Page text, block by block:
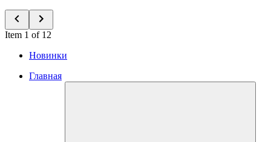
Item 1 of 12
Новинки
Главная